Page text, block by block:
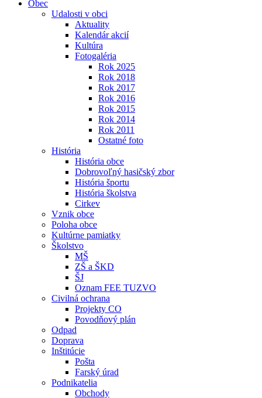
Obec
Udalosti v obci
Aktuality
Kalendár akcií
Kultúra
Fotogaléria
Rok 2025
Rok 2018
Rok 2017
Rok 2016
Rok 2015
Rok 2014
Rok 2011
Ostatné foto
História
História obce
Dobrovoľný hasičský zbor
História športu
História školstva
Cirkev
Vznik obce
Poloha obce
Kultúrne pamiatky
Školstvo
MŠ
ZŠ a ŠKD
ŠJ
Oznam FEE TUZVO
Civilná ochrana
Projekty CO
Povodňový plán
Odpad
Doprava
Inštitúcie
Pošta
Farský úrad
Podnikatelia
Obchody